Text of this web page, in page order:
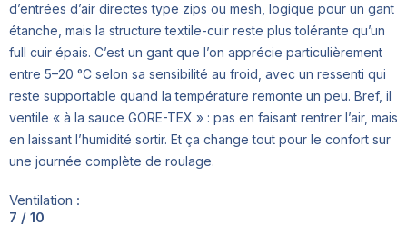
d’entrées d’air directes type zips ou mesh, logique pour un gant
étanche, mais la structure textile-cuir reste plus tolérante qu’un
full cuir épais. C’est un gant que l’on apprécie particulièrement
entre 5–20 °C selon sa sensibilité au froid, avec un ressenti qui
reste supportable quand la température remonte un peu. Bref, il
ventile « à la sauce GORE-TEX » : pas en faisant rentrer l’air, mais
en laissant l’humidité sortir. Et ça change tout pour le confort sur
une journée complète de roulage.
Ventilation :
7 / 10